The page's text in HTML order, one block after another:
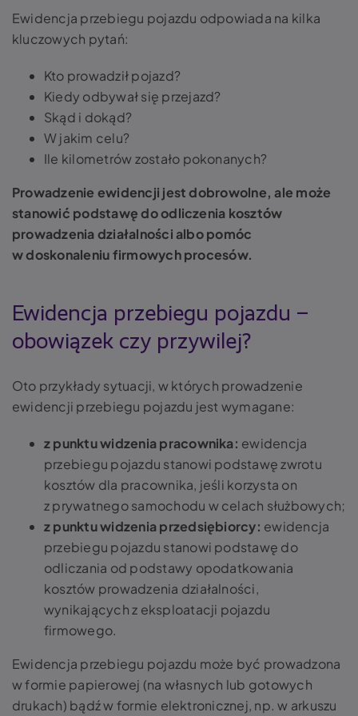
Ewidencja przebiegu pojazdu odpowiada na kilka
kluczowych pytań:
Kto prowadził pojazd?
Kiedy odbywał się przejazd?
Skąd i dokąd?
W jakim celu?
Ile kilometrów zostało pokonanych?
Prowadzenie ewidencji jest dobrowolne, ale może
stanowić podstawę do odliczenia kosztów
prowadzenia działalności albo pomóc
w doskonaleniu firmowych procesów.
Ewidencja przebiegu pojazdu –
obowiązek czy przywilej?
Oto przykłady sytuacji, w których prowadzenie
ewidencji przebiegu pojazdu jest wymagane:
z punktu widzenia pracownika: ewidencja
przebiegu pojazdu stanowi podstawę zwrotu
kosztów dla pracownika, jeśli korzysta on
z prywatnego samochodu w celach służbowych;
z punktu widzenia przedsiębiorcy: ewidencja
przebiegu pojazdu stanowi podstawę do
odliczania od podstawy opodatkowania
kosztów prowadzenia działalności,
wynikających z eksploatacji pojazdu
firmowego.
Ewidencja przebiegu pojazdu może być prowadzona
w formie papierowej (na własnych lub gotowych
drukach) bądź w formie elektronicznej, np. w arkuszu